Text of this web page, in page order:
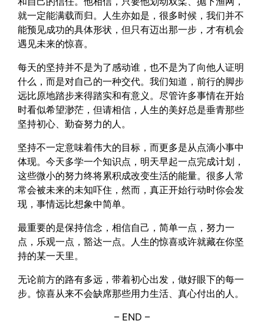
就一定能满载而归。人生亦如是，很多时候，我们并不
能预见成功的具体形状，但只有迈出那一步，才有机会
遇见未来的惊喜。
每天的坚持并不是为了感动谁，也不是为了向他人证明
什么，而是对自己的一种交代。我们知道，前行的脚步
远比原地踏步来得踏实和有意义。尽管许多事情在开始
时看似希望渺茫，但请相信，人生的美好总是垂青那些
坚持初心、勤奋努力的人。
坚持不一定意味着伟大的目标，而更多是从点滴小事中
体现。今天多学一个知识点，明天早起一点完成计划，
这些微小的努力终将累积成改变生活的能量。很多人常
常会被未来的未知吓住，然而，真正开始行动时你会发
现，事情远比想象中简单。
最重要的是保持信念，相信自己，简单一点，努力一
点，乐观一点，豁达一点。人生的惊喜或许就藏在你坚
持的某一天里。
无论前方的路有多远，带着初心出发，做好眼下的每一
步。惊喜从来不会缺席那些用力生活、真心付出的人。
– END –